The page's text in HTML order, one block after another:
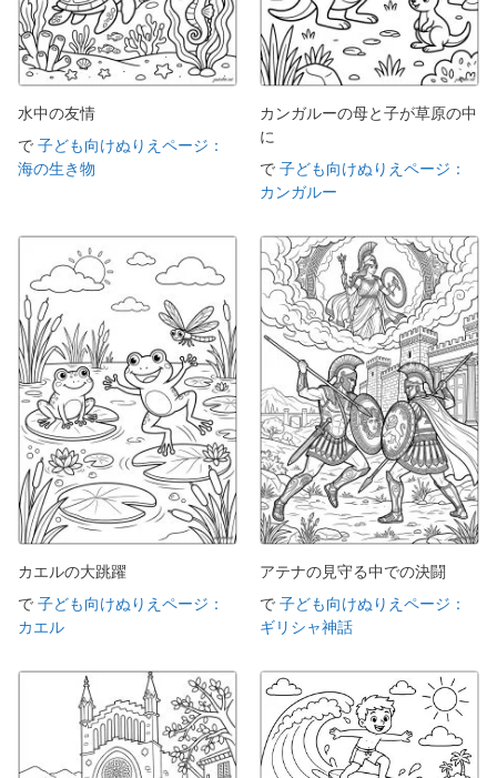
水中の友情
で 子ども向けぬりえページ：
海の生き物
カンガルーの母と子が草原の中
に
で 子ども向けぬりえページ：
カンガルー
カエルの大跳躍
で 子ども向けぬりえページ：
カエル
アテナの見守る中での決闘
で 子ども向けぬりえページ：
ギリシャ神話